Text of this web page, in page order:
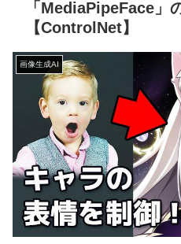
「MediaPipeFace」
【ControlNet】
画像生成AI